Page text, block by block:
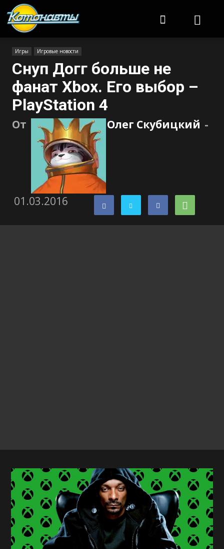
Игры Игровые новости
Снуп Догг больше не
фанат Xbox. Его выбор –
PlayStation 4
От Олег Скубицкий -
01.03.2016